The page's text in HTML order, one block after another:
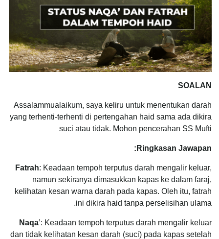
SOALAN
Assalammualaikum, saya keliru untuk menentukan darah
yang terhenti-terhenti di pertengahan haid sama ada dikira
suci atau tidak. Mohon pencerahan SS Mufti
Ringkasan Jawapan:
Fatrah: Keadaan tempoh terputus darah mengalir keluar,
namun sekiranya dimasukkan kapas ke dalam faraj,
kelihatan kesan warna darah pada kapas. Oleh itu, fatrah
ini dikira haid tanpa perselisihan ulama.
Naqa’: Keadaan tempoh terputus darah mengalir keluar
dan tidak kelihatan kesan darah (suci) pada kapas setelah